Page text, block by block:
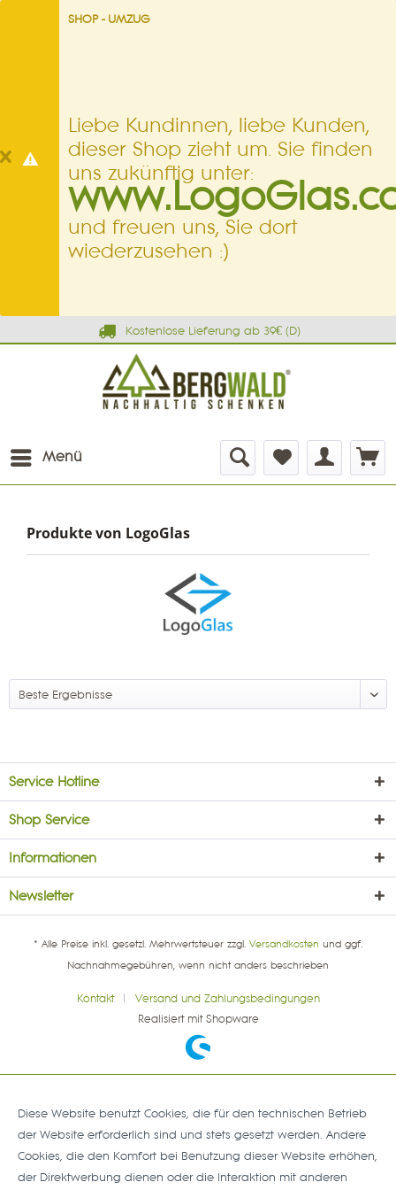
SHOP - UMZUG
Liebe Kundinnen, liebe Kunden,
dieser Shop zieht um. Sie finden
uns zukünftig unter:
und freuen uns, Sie dort
wiederzusehen :)
Kostenlose Lieferung ab 39€ (D)
Menü
Produkte von LogoGlas
Service Hotline
Shop Service
Informationen
Newsletter
* Alle Preise inkl. gesetzl. Mehrwertsteuer zzgl. Versandkosten und ggf.
Nachnahmegebühren, wenn nicht anders beschrieben
Kontakt
Versand und Zahlungsbedingungen
Realisiert mit Shopware
Diese Website benutzt Cookies, die für den technischen Betrieb
der Website erforderlich sind und stets gesetzt werden. Andere
Cookies, die den Komfort bei Benutzung dieser Website erhöhen,
der Direktwerbung dienen oder die Interaktion mit anderen